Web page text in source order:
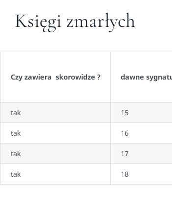
Księgi zmarłych
Czy zawiera skorowidze ? dawne
tak 15
tak 16
tak 17
tak 18